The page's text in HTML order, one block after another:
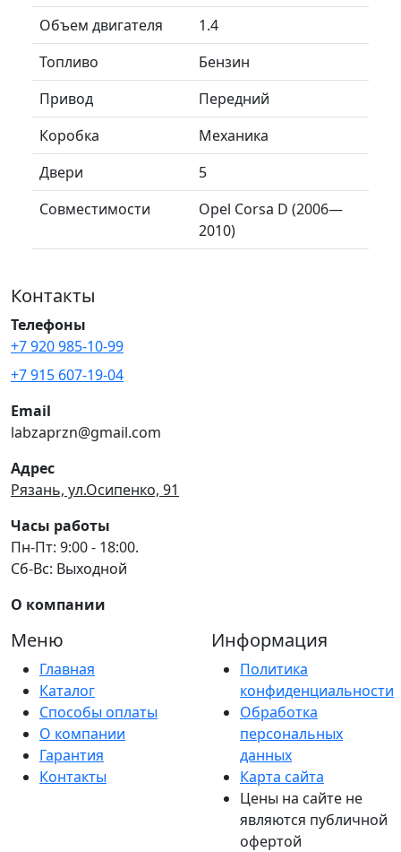
Объем двигателя
1.4
Топливо
Бензин
Привод
Передний
Коробка
Механика
Двери
5
Совместимости
Opel Corsa D (2006—
2010)
Контакты
Телефоны
+7 920 985-10-99
+7 915 607-19-04
Email
labzaprzn@gmail.com
Адрес
Рязань, ул.Осипенко, 91
Часы работы
Пн-Пт: 9:00 - 18:00.
Сб-Вс: Выходной
О компании
Меню
Главная
Каталог
Способы оплаты
О компании
Гарантия
Контакты
Информация
Политика
конфиденциальности
Обработка
персональных
данных
Карта сайта
Цены на сайте не
являются публичной
офертой